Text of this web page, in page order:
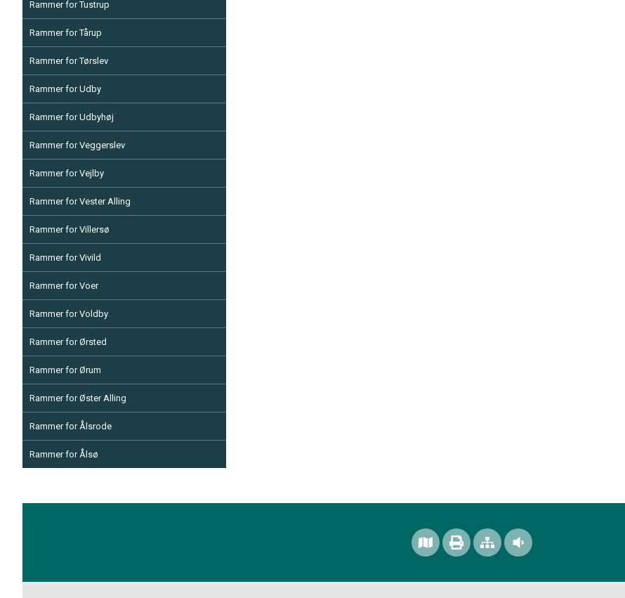
Rammer for Tustrup
Rammer for Tårup
Rammer for Tørslev
Rammer for Udby
Rammer for Udbyhøj
Rammer for Veggerslev
Rammer for Vejlby
Rammer for Vester Alling
Rammer for Villersø
Rammer for Vivild
Rammer for Voer
Rammer for Voldby
Rammer for Ørsted
Rammer for Ørum
Rammer for Øster Alling
Rammer for Ålsrode
Rammer for Ålsø